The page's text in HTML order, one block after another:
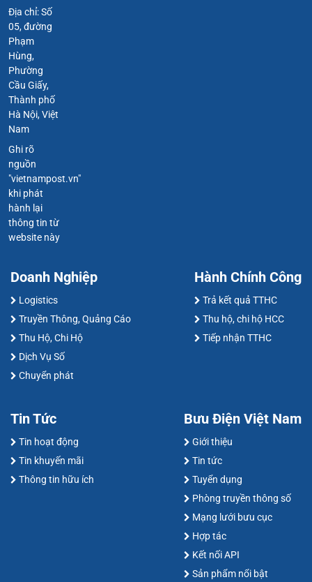
Địa chỉ: Số
05, đường
Phạm
Hùng,
Phường
Cầu Giấy,
Thành phố
Hà Nội, Việt
Nam
Ghi rõ
nguồn
"vietnampost.vn"
khi phát
hành lại
thông tin từ
website này
Doanh Nghiệp
Logistics
Truyền Thông, Quảng Cáo
Thu Hộ, Chi Hộ
Dịch Vụ Số
Chuyển phát
Hành Chính Công
Trả kết quả TTHC
Thu hộ, chi hộ HCC
Tiếp nhận TTHC
Tin Tức
Tin hoạt động
Tin khuyến mãi
Thông tin hữu ích
Bưu Điện Việt Nam
Giới thiệu
Tin tức
Tuyển dụng
Phòng truyền thông số
Mạng lưới bưu cục
Hợp tác
Kết nối API
Sản phẩm nổi bật